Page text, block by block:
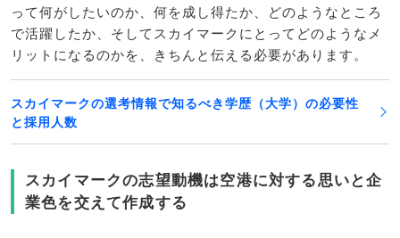
って何がしたいのか、何を成し得たか、どのようなところ
で活躍したか、そしてスカイマークにとってどのようなメ
リットになるのかを、きちんと伝える必要があります。
スカイマークの選考情報で知るべき学歴（大学）の必要性
と採用人数
スカイマークの志望動機は空港に対する思いと企
業色を交えて作成する